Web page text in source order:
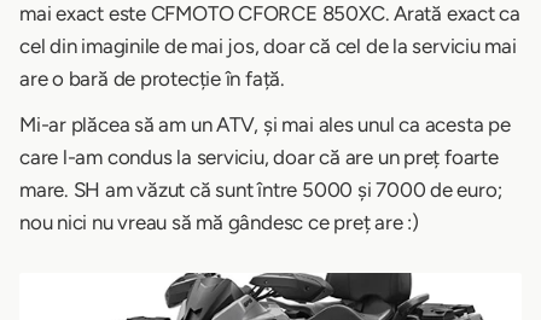
mai exact este CFMOTO CFORCE 850XC. Arată exact ca
cel din imaginile de mai jos, doar că cel de la serviciu mai
are o bară de protecție în față.
Mi-ar plăcea să am un ATV, și mai ales unul ca acesta pe
care l-am condus la serviciu, doar că are un preț foarte
mare. SH am văzut că sunt între 5000 și 7000 de euro;
nou nici nu vreau să mă gândesc ce preț are :)